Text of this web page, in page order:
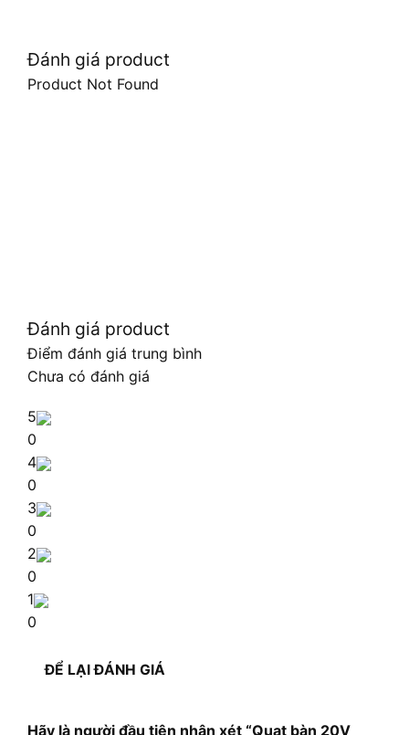
Đánh giá product
Product Not Found
Đánh giá product
Điểm đánh giá trung bình
Chưa có đánh giá
5
0
4
0
3
0
2
0
1
0
ĐỂ LẠI ĐÁNH GIÁ
Hãy là người đầu tiên nhận xét “Quạt bàn 20V